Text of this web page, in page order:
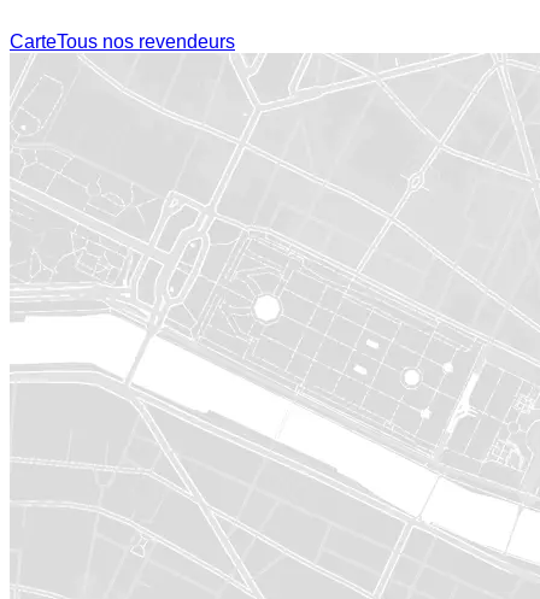
CarteTous nos revendeurs